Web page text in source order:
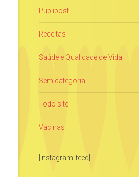
Publipost
Receitas
Saúde e Qualidade de Vida
Sem categoria
Todo site
Vacinas
[instagram-feed]